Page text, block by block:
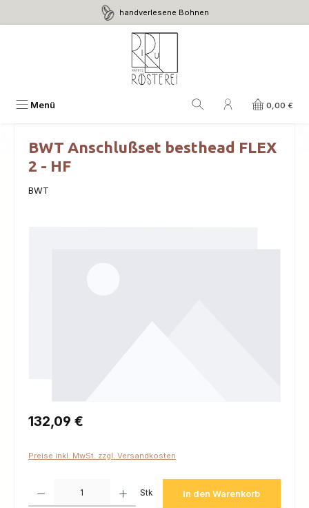
Zum Hauptinhalt springen handverlesene Bohnen
Menü 0,00 €
BWT Anschlußset besthead FLEX
2 - HF
BWT
Regulärer Preis:
132,09 €
Preise inkl. MwSt. zzgl. Versandkosten
Stk In den Warenkorb